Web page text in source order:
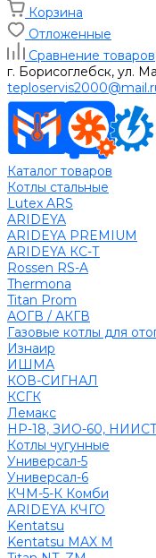
Корзина
Отложенные
Сравнение товаров
г. Борисоглебск, ул.
Каталог товаров
Котлы стальные
Lutex ARS
ARIDEYA
ARIDEYA PREMIUM
ARIDEYA КС-Т
Rossen RS-A
Thermona
Titan Prom
АОГВ / АКГВ
Газовые котлы для
Изнаир
ИШМА
КОВ-СИГНАЛ
КСГК
Лемакс
НР-18, ЗИО-60,
Котлы чугунные
Универсал-5
Универсал-6
КЧМ-5-К Комби
ARIDEYA КЧГО
Kentatsu
Kentatsu MAX M